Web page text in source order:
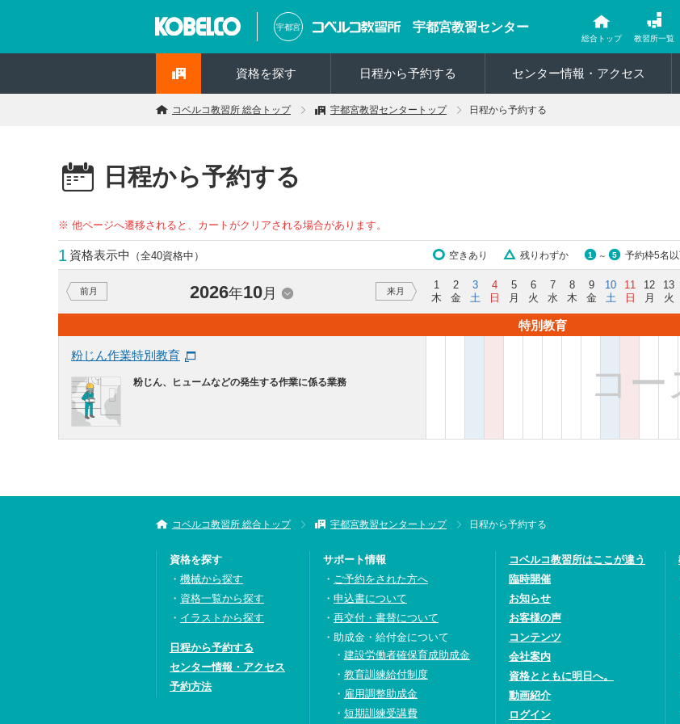
宇都宮 宇都宮教習センター
総合トップ 教習所一覧
資格を探す 日程から予約する センター情報・アクセス
コベルコ教習所 総合トップ 宇都宮教習センタートップ 日程から予約する
日程から予約する
※ 他ページへ遷移されると、カートがクリアされる場合があります。
1 資格表示中 （全40資格中） 空きあり 残りわずか 1 ～ 5 予約枠5名
前月 2026年10月 来月
1
木
2
金
3
土
4
日
5
月
6
火
7
水
8
木
9
金
10
土
11
日
12
月
13
火
特別教育
粉じん作業特別教育
粉じん、ヒュームなどの発生する作業に係る業務 コー
コベルコ教習所 総合トップ 宇都宮教習センタートップ 日程から予約する
資格を探す
機械から探す
資格一覧から探す
イラストから探す
日程から予約する
センター情報・アクセス
予約方法
サポート情報
ご予約をされた方へ
申込書について
再交付・書替について
助成金・給付金について
建設労働者確保育成助成金
教育訓練給付制度
雇用調整助成金
短期訓練受講費
コベルコ教習所はここが違う
臨時開催
お知らせ
お客様の声
コンテンツ
会社案内
資格とともに明日へ。
動画紹介
ログイン